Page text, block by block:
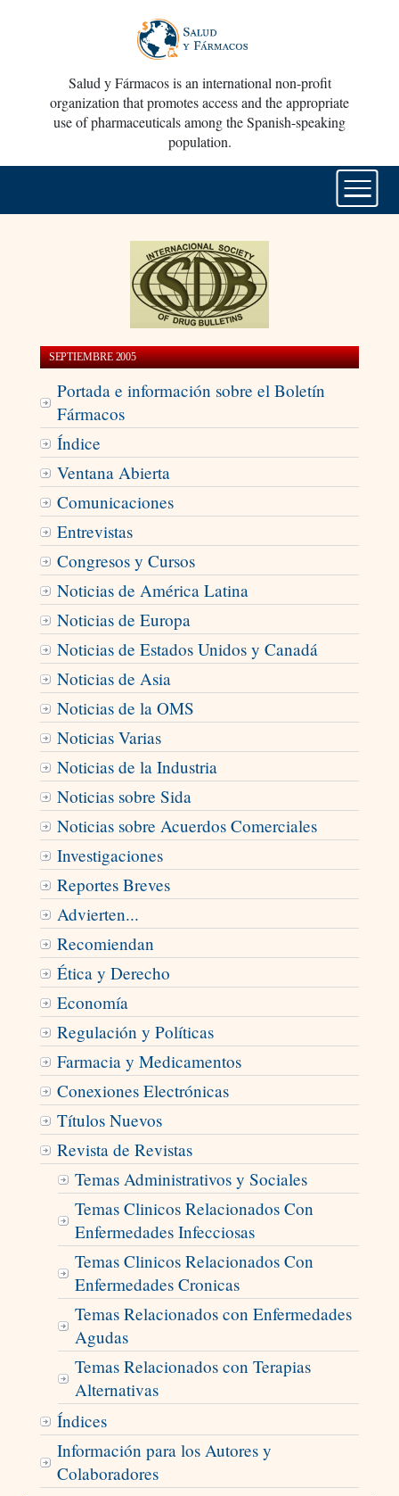
Salud y Fármacos is an international non-profit
organization that promotes access and the appropriate
use of pharmaceuticals among the Spanish-speaking
population.
SEPTIEMBRE 2005
Portada e información sobre el Boletín
Fármacos
Índice
Ventana Abierta
Comunicaciones
Entrevistas
Congresos y Cursos
Noticias de América Latina
Noticias de Europa
Noticias de Estados Unidos y Canadá
Noticias de Asia
Noticias de la OMS
Noticias Varias
Noticias de la Industria
Noticias sobre Sida
Noticias sobre Acuerdos Comerciales
Investigaciones
Reportes Breves
Advierten...
Recomiendan
Ética y Derecho
Economí­a
Regulación y Políticas
Farmacia y Medicamentos
Conexiones Electrónicas
Títulos Nuevos
Revista de Revistas
Temas Administrativos y Sociales
Temas Clinicos Relacionados Con
Enfermedades Infecciosas
Temas Clinicos Relacionados Con
Enfermedades Cronicas
Temas Relacionados con Enfermedades
Agudas
Temas Relacionados con Terapias
Alternativas
Índices
Información para los Autores y
Colaboradores